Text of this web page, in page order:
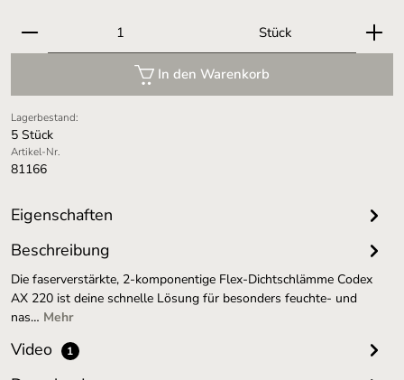
Produkt Anzahl: Gib den gewünschten Wert ein
Stück
In den Warenkorb
Lagerbestand:
5 Stück
Artikel-Nr.
81166
Eigenschaften
Beschreibung
Die faserverstärkte, 2-komponentige Flex-Dichtschlämme Codex
AX 220 ist deine schnelle Lösung für besonders feuchte- und
nas… Mehr
Video 1